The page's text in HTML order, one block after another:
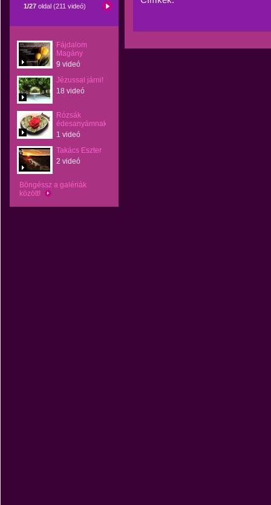
1/27oldal (211 videó)
Fájdalom
Magány
9 videó
Jézussal járni!
18 videó
Rózsák
édesanyámnak
1 videó
Takács Eszter
2 videó
Böngéssz a galériák
között!